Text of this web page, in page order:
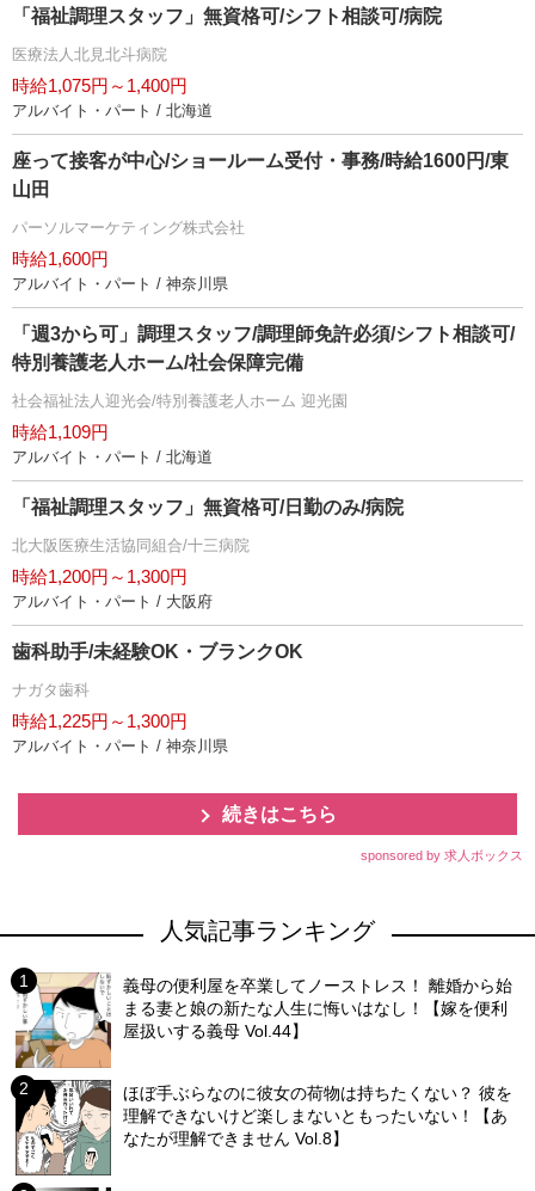
「福祉調理スタッフ」無資格可/シフト相談可/病院
医療法人北見北斗病院
時給1,075円～1,400円
アルバイト・パート / 北海道
座って接客が中心/ショールーム受付・事務/時給1600円/東
山田
パーソルマーケティング株式会社
時給1,600円
アルバイト・パート / 神奈川県
「週3から可」調理スタッフ/調理師免許必須/シフト相談可/
特別養護老人ホーム/社会保障完備
社会福祉法人迎光会/特別養護老人ホーム 迎光園
時給1,109円
アルバイト・パート / 北海道
「福祉調理スタッフ」無資格可/日勤のみ/病院
北大阪医療生活協同組合/十三病院
時給1,200円～1,300円
アルバイト・パート / 大阪府
歯科助手/未経験OK・ブランクOK
ナガタ歯科
時給1,225円～1,300円
アルバイト・パート / 神奈川県
続きはこちら
sponsored by 求人ボックス
人気記事ランキング
義母の便利屋を卒業してノーストレス！ 離婚から始
まる妻と娘の新たな人生に悔いはなし！【嫁を便利
屋扱いする義母 Vol.44】
ほぼ手ぶらなのに彼女の荷物は持ちたくない？ 彼を
理解できないけど楽しまないともったいない！【あ
なたが理解できません Vol.8】